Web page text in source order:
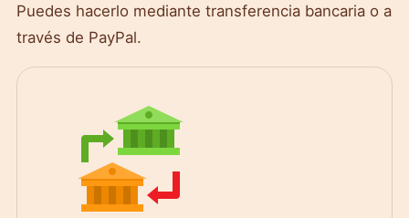
Puedes hacerlo mediante transferencia bancaria o a
través de PayPal.